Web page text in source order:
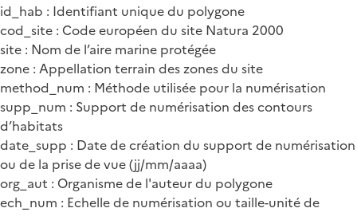
id_hab : Identifiant unique du polygone
cod_site : Code européen du site Natura 2000
site : Nom de l’aire marine protégée
zone : Appellation terrain des zones du site
method_num : Méthode utilisée pour la numérisation
supp_num : Support de numérisation des contours
d’habitats
date_supp : Date de création du support de numérisation
ou de la prise de vue (jj/mm/aaaa)
org_aut : Organisme de l'auteur du polygone
ech_num : Echelle de numérisation ou taille-unité de